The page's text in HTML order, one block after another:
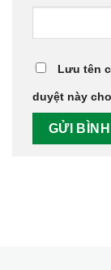
Lưu tên
duyệt này